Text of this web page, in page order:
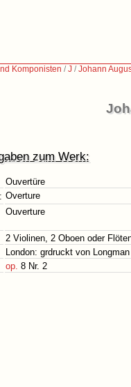
Komponisten /J /Johann
zum Werk:
Ouvertüre
: Overture
Ouverture
2 Violinen, 2 Oboen oder
London: grdruckt von
op. 8 Nr. 2